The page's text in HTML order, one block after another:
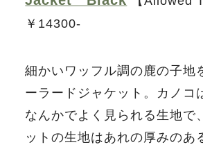
￥14300-
細かいワッフル調の鹿の子地
ーラードジャケット。カノコ
なんかでよく見られる生地で
ットの生地はあれの厚みのあ